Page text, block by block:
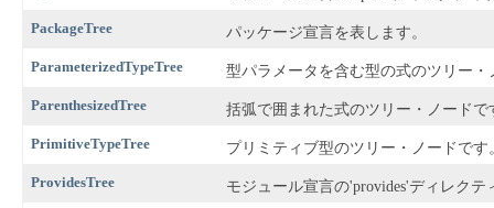
PackageTree パッケージ宣言を表します。
ParameterizedTypeTree 型パラメータを含む型の式のツリー・
ParenthesizedTree 括弧で囲まれた式のツリー・ノードで
PrimitiveTypeTree プリミティブ型のツリー・ノードです
ProvidesTree モジュール宣言の'provides'ディレク